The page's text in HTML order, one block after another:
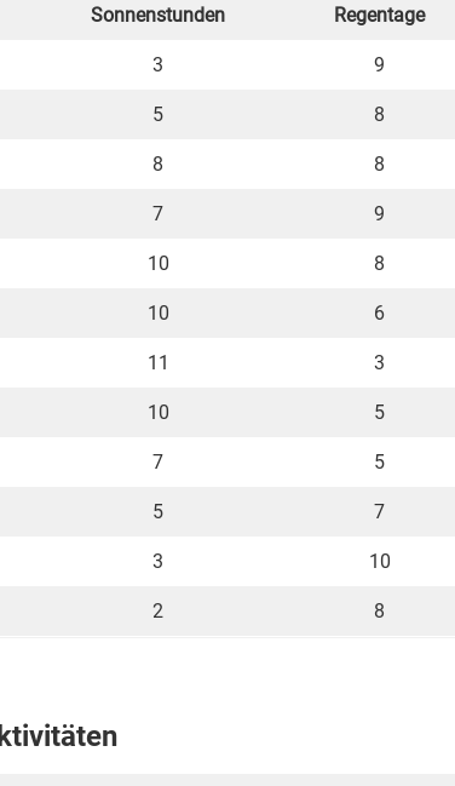
Sonnenstunden Regentage
3 9
5 8
8 8
7 9
10 8
10 6
11 3
10 5
7 5
5 7
3 10
2 8